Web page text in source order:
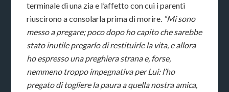
terminale di una zia e l’affetto con cui i parenti
riuscirono a consolarla prima di morire. “Mi sono
messo a pregare; poco dopo ho capito che sarebbe
stato inutile pregarlo di restituirle la vita, e allora
ho espresso una preghiera strana e, forse,
nemmeno troppo impegnativa per Lui: l’ho
pregato di togliere la paura a quella nostra amica,